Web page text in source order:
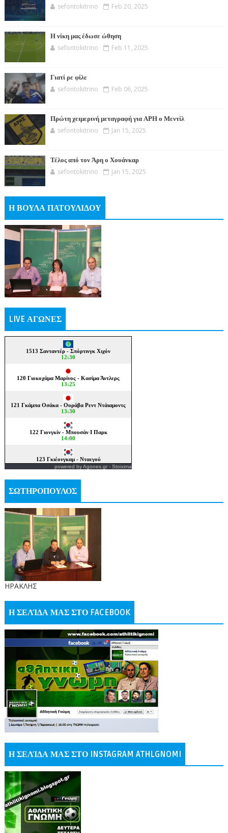
sefontokitrino Feb 20, 2025
Η νίκη μας έδωσε ώθηση
sefontokitrino Feb 11, 2025
Γιατί ρε φίλε
sefontokitrino Feb 06, 2025
Πρώτη χειμερινή μεταγραφή για ΑΡΗ ο Μεντίλ
sefontokitrino Jan 15, 2025
Τέλος από τον Άρη ο Χουάνκαρ
sefontokitrino Jan 15, 2025
Η ΒΟΥΛΑ ΠΑΤΟΥΛΙΔΟΥ
LIVE ΑΓΩΝΕΣ
powered byAgones.gr- Stoixima
ΣΩΤΗΡΟΠΟΥΛΟΣ
ΗΡΑΚΛΗΣ
Η ΣΕΛΊΔΑ ΜΑΣ ΣΤΟ FACEBOOK
Η ΣΕΛΊΔΑ ΜΑΣ ΣΤΟ INSTAGRAM ATHLGNOMI